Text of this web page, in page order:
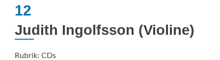
12
Judith Ingolfsson (Violine)
Rubrik: CDs